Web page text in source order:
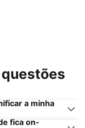
você
a minha
fica on-